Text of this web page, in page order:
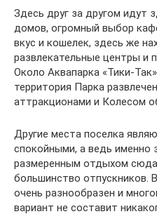
Здесь друг за другом идут
домов, огромный выбор
вкус и кошелек, здесь же
развлекательные центры и
Около Аквапарка «Тики-
территория Парка
аттракционами и Колесом
Другие места поселка
спокойными, а ведь именно
размеренным отдыхом
большинство
очень разнообразен и
вариант не составит